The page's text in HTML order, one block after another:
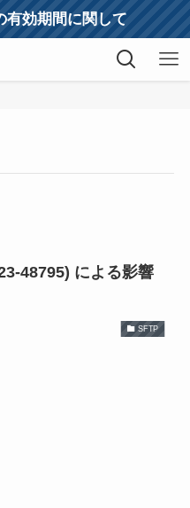
有効期間に関して
48795) による影響
SFTP